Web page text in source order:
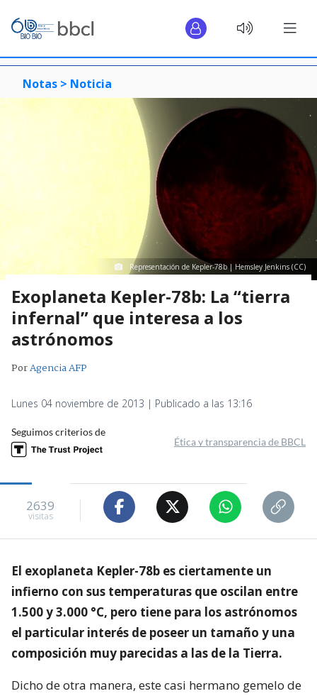
Notas > Noticia
Representación de Kepler-78b | Hemsley Jenkins (CC)
Exoplaneta Kepler-78b: La “tierra
infernal” que interesa a los
astrónomos
PorAgencia AFP
Lunes 04 noviembre de 2013 | Publicado a las 13:16
Seguimos criterios de
Ética y transparencia de BBCL
2639
visitas
El exoplaneta Kepler-78b es ciertamente un
infierno con sus temperaturas que oscilan entre
1.500 y 3.000 °C, pero tiene para los astrónomos
el particular interés de poseer un tamaño y una
composición muy parecidas a las de la Tierra.
Dicho de otra manera, este casi hermano gemelo de